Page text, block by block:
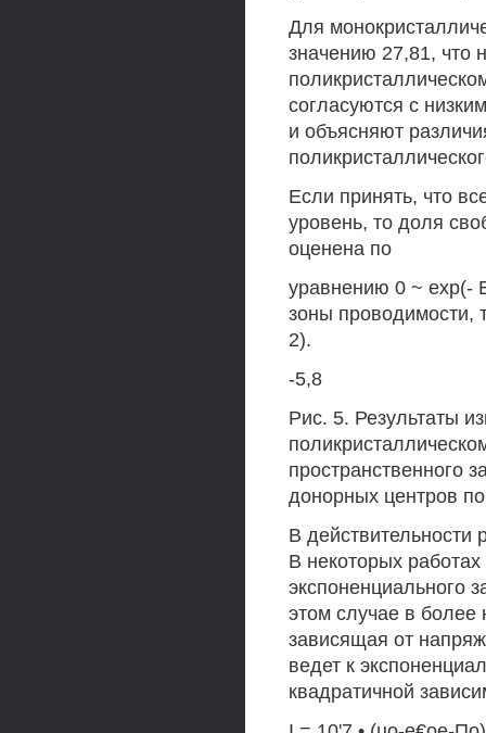
Для
значению 27,81, что
согласуются с
и объясняют
Если принять, что
уровень, то доля
оценена по
уравнению 0 ~ ехр(-
зоны проводимости,
2).
-5,8
Рис. 5. Результаты
пространственного
донорных центров
В действительности
В некоторых
экспоненциального
этом случае в более
зависящая от
ведет к
квадратичной